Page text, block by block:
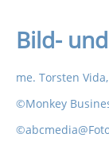
Bild-
me. Torsten
©Monkey